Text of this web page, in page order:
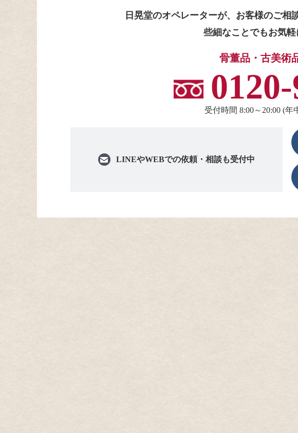
日晃堂のオペレーターが、お客様のご相
些細なことでもお気軽
骨董品・古美術
受付時間 8:00～20:00 (
LINEやWEBでの依頼・相談も受付中